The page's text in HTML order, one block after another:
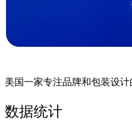
美国一家专注品牌和包装设计
数据统计